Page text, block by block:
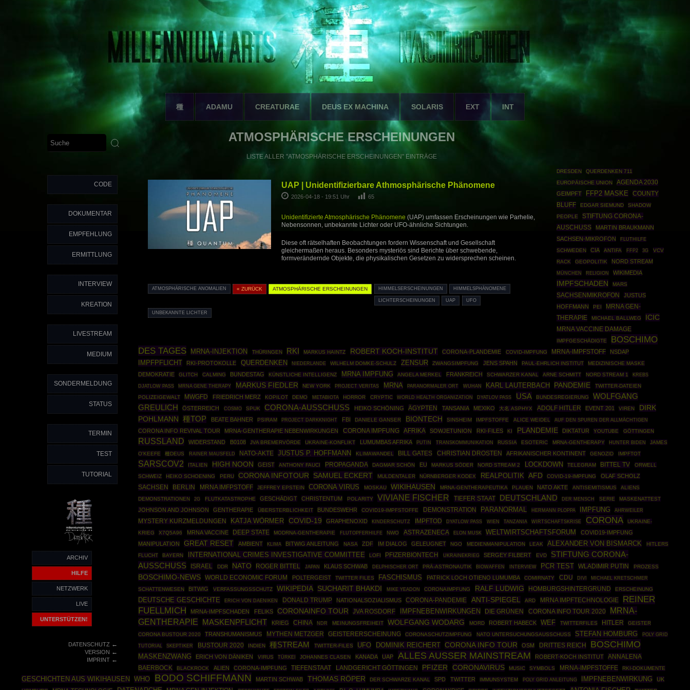
種 ADAMU CREATURAE DEUS EX MACHINA SOLARIS EXT INT
CODE
DOKUMENTAR
EMPFEHLUNG
ERMITTLUNG
INTERVIEW
KREATION
LIVESTREAM
MEDIUM
SONDERMELDUNG
STATUS
TERMIN
TEST
TUTORIAL
ARCHIV
HILFE
NETZWERK
LIVE
UNTERSTÜTZEN!
DATENSCHUTZ←
VERSION ←
IMPRINT←
ATMOSPHÄRISCHE ERSCHEINUNGEN
LISTE ALLER "ATMOSPHÄRISCHE ERSCHEINUNGEN" EINTRÄGE
UAP | Unidentifizierbare Athmosphärische Phänomene
2026-04-18 - 19:51 Uhr 65
Unidentifizierte Atmosphärische Phänomene (UAP) umfassen Erscheinungen wie Parhelie,
Nebensonnen, unbekannte Lichter oder UFO-ähnliche Sichtungen.
Diese oft rätselhaften Beobachtungen fordern Wissenschaft und Gesellschaft
gleichermaßen heraus. Besonders mysteriös sind Berichte über schwebende,
formverändernde Objekte, die physikalischen Gesetzen zu widersprechen scheinen.
ATMOSPHÄRISCHE ANOMALIEN « ZURÜCK ATMOSPHÄRISCHE ERSCHEINUNGEN HIMMELSERSCHEINUNGEN HIMMELSPHÄNOMENE
LICHTERSCHEINUNGEN UAP UFO
UNBEKANNTE LICHTER
DRESDEN
QUERDENKEN 711
EUROPÄISCHE UNION
AGENDA 2030
GEIMPFT FFP2 MASKE
COUNTY
BLUFF
EDGAR SIEMUND
SHADOW
PEOPLE
STIFTUNG CORONA-
AUSCHUSS
MARTIN BRAUKMANN
SACHSEN-MIKROFON
FLUTHILFE
SCHWEDEN CIA ANTIFA FFP2 3G
VCV
RACK
GEOPOLITIK NORD STREAM
MÜNCHEN RELIGION WIKIMEDIA
IMPFSCHADEN MARS
SACHSENMIKROFON
JUSTUS
HOFFMANN
PEI
MRNA GEN-
THERAPIE
MICHAEL BALLWEG ICIC
MRNA VACCINE DAMAGE
IMPFGESCHÄDIGTE
BOSCHIMO
DES TAGES
MRNA-INJEKTION THÜRINGEN RKI MARKUS HAINTZ ROBERT KOCH-INSTITUT CORONA-PLANDEMIE COVID-IMPFUNG MRNA-IMPFSTOFF NSDAP
IMPFPFLICHT RKI-PROTOKOLLE QUERDENKEN NIEDERLANDE WILHELM DOMKE-SCHULZ ZENSUR ZWANGSIMPFUNG JENS SPAHN PAUL-EHRLICH INSTITUT MEDIZINISCHE MASKE
DEMOKRATIE GLITCH CALMING BUNDESTAG KÜNSTLICHE INTELLIGENZ MRNA IMPFUNG ANGELA MERKEL FRANKREICH SCHWARZER KANAL ARNE SCHMITT NORD STREAM 1 KREBS
DJATLOW PASS MRNA GENE THERAPY MARKUS FIEDLER NEW YORK PROJECT VERITAS MRNA PARANORMALER ORT WUHAN KARL LAUTERBACH PANDEMIE
TWITTER-DATEIEN
POLIZEIGEWALT
MWGFD FRIEDRICH MERZ KOPILOT DEMO METABIOTA HORROR CRYPTIC WORLD HEALTH ORGANIZATION DYATLOV PASS USA BUNDESREGIERUNG
WOLFGANG
GREULICH
ÖSTERREICH COSMO SPUK CORONA-AUSSCHUSS HEIKO SCHÖNING ÄGYPTEN TANSANIA MEXIKO 大名 ASPHYX ADOLF HITLER EVENT 201 VIREN
DIRK
POHLMANN 種TOP BEATE BAHNER PSIRAM PROJECT DARKKNIGHT FBI DANIELE GANSER BIONTECH SINSHEIM IMPFSTOFFE ALICE WEIDEL AUF DEN SPUREN DER ALLMÄCHTIGEN
CORONA INFO REVIVAL TOUR MRNA-GENTHERAPIE NEBENWIRKUNGEN CORONA IMPFUNG AFRIKA SOWJETUNION RKI-FILES KI PLANDEMIE DIKTATUR YOUTUBE GÖTTINGEN
RUSSLAND WIDERSTAND B0108 JVA BREMERVÖRDE UKRAINE-KONFLIKT LUMUMBAS AFRIKA PUTIN TRANSKOMMUNIKATION RUSSIA ESOTERIC MRNA-GENTHERAPY HUNTER BIDEN
JAMES
O'KEEFE
種DEUS RAINER MAUSFELD NATO-AKTE JUSTUS P. HOFFMANN KLIMAWANDEL BILL GATES CHRISTIAN DROSTEN AFRIKANISCHER KONTINENT GENOZID IMPFTOT
SARSCOV2 ITALIEN HIGH NOON GEIST ANTHONY FAUCI PROPAGANDA DAGMAR SCHÖN EU MARKUS SÖDER NORD STREAM 2 LOCKDOWN TELEGRAM BITTEL TV
ORWELL
SCHWEIZ
HEIKO SCHOENING PERU CORONA INFOTOUR SAMUEL ECKERT MULDENTALER NÜRNBERGER KODEX REALPOLITIK AFD COVID-19-IMPFUNG OLAF SCHOLZ
SACHSEN BERLIN MRNA IMFPSTOFF JEFFREY EPSTEIN CORONA VIRUS MOSKAU WIKIHAUSEN MRNA-GENTHERAPEUTIKA PLAUEN NATO AKTE ANTISEMITISMUS
ALIENS
DEMONSTRATIONEN
2G FLUTKATASTROPHE GESCHÄDIGT CHRISTENTUM POLARITY VIVIANE FISCHER TIEFER STAAT DEUTSCHLAND DER MENSCH SERIE MASKENATTEST
JOHNSON AND JOHNSON GENTHERAPIE ÜBERSTERBLICHKEIT BUNDESWEHR COVID19-IMPFSTOFFE DEMONSTRATION PARANORMAL HERMANN PLOPPA IMPFUNG AHRWEILER
MYSTERY KURZMELDUNGEN KATJA WÖRMER COVID-19 GRAPHENOXID KINDERSCHUTZ IMPFTOD DYATLOW PASS WIEN TANZANIA WIRTSCHAFTSKRISE CORONA
UKRAINE-
KRIEG
X7Q5A96 MRNA VACCINE DEEP STATE MODRNA-GENTHERAPIE FLUTOPFERHILFE NWO ASTRAZENECA ELON MUSK WELTWIRTSCHAFTSFORUM
COVID19-IMPFUNG
MANIPULATION
GREAT RESET AMBIENT KLIMA BITWIG ANLEITUNG NASA ZDF IM DIALOG GELEUGNET NGO MEDIENMANIPULATION LEAK ALEXANDER VON BISMARCK
HITLERS
FLUCHT
BAYERN INTERNATIONAL CRIMES INVESTIGATIVE COMMITTEE LOFI PFIZERBIONTECH UKRAINEKRIEG SERGEY FILBERT EVD
STIFTUNG CORONA-
AUSSCHUSS
ISRAEL DDR NATO ROGER BITTEL JAPAN KLAUS SCHWAB DELPHISCHER ORT PRÄ-ASTRONAUTIK BIOWAFFEN INTERVIEW PCR TEST WLADIMIR PUTIN PROZESS
BOSCHIMO-NEWS WORLD ECONOMIC FORUM POLTERGEIST TWITTER FILES FASCHISMUS PATRICK LOCH OTIENO LUMUMBA COMIRNATY CDU DIVI MICHAEL KRETSCHMER
SCHATTENWESEN BITWIG VERFASSUNGSSCHUTZ WIKIPEDIA SUCHARIT BHAKDI MIKE YEADON CORONAIMPFUNG RALF LUDWIG HOMBURGSHINTERGRUND ERSCHEINUNG
DEUTSCHE GESCHICHTE ERICH VON DAENIKEN DONALD TRUMP NATIONALSOZIALISMUS CORONA-PANDEMIE ANTI-SPIEGEL ARD MRNA IMPFTECHNOLOGIE
REINER
FUELLMICH
MRNA-IMPFSCHADEN FELIKS CORONAINFO TOUR JVA ROSDORF IMPFNEBENWIRKUNGEN DIE GRÜNEN CORONA INFO TOUR 2020
MRNA-
GENTHERAPIE
MASKENPFLICHT KRIEG CHINA NDR MEINUNGSFREIHEIT WOLFGANG WODARG MORD ROBERT HABECK WEF TWITTERFILES HITLER
GEISTER
CORONA BUSTOUR 2020
TRANSHUMANISMUS MYTHEN METZGER GEISTERERSCHEINUNG CORONASCHUTZIMPFUNG NATO UNTERSUCHUNGSAUSSCHUSS STEFAN HOMBURG
POLY GRID
TUTORIAL
SKEPTIKER BUSTOUR 2020 INDIEN 種STREAM TWITTER-FILES UFO DOMINIK REICHERT CORONA INFO TOUR OSM DRITTES REICH BOSCHIMO
MASKENZWANG ERICH VON DÄNIKEN VIRUS TÜRKEI JOHANNES CLASEN KANADA UAP ALLES AUSSER MAINSTREAM ROBERT-KOCH INSTITUT
ANNALENA
BAERBOCK
BLACKROCK ALIEN CORONA-IMPFUNG TIEFENSTAAT LANDGERICHT GÖTTINGEN PFIZER CORONAVIRUS MUSIC SYMBOLS MRNA-IMPFSTOFFE RKI-DOKUMENTE
GESCHICHTEN AUS WIKIHAUSEN WHO BODO SCHIFFMANN MARTIN SCHWAB THOMAS RÖPER DER SCHWARZE KANAL SPD TWITTER IMMUNSYSTEM POLY GRID ANLEITUNG IMPFNEBENWIRKUNG UK